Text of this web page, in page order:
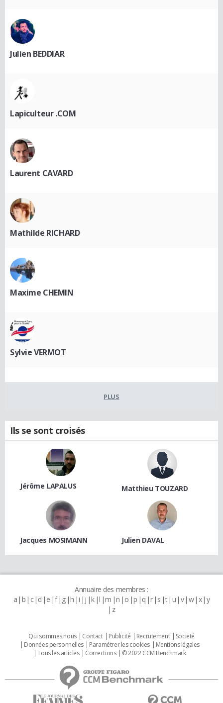
Julien BEDDIAR
Lapiculteur .COM
Laurent CAVARD
Mathilde RICHARD
Maxime CHEMIN
Sylvie VERMOT
PLUS
Ils se sont croisés
Jérôme LAPALUS Matthieu TOUZARD
Jacques MOSIMANN Julien DAVAL
Annuaire des membres :
a b c d e f g h i j k l m n o p q r s t u v w x y
z
Qui sommes nous Contact Publicité Recrutement
Societé
Données personnelles
Paramétrer les cookies
Mentions légales
Tous les articles
Corrections © 2022 CCM Benchmark